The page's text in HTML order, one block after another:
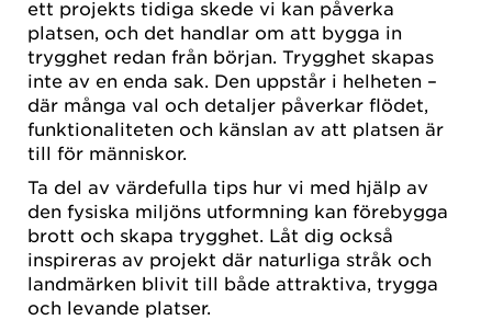
ett projekts tidiga skede vi kan påverka
platsen, och det handlar om att bygga in
trygghet redan från början. Trygghet skapas
inte av en enda sak. Den uppstår i helheten –
där många val och detaljer påverkar flödet,
funktionaliteten och känslan av att platsen är
till för människor.
Ta del av värdefulla tips hur vi med hjälp av
den fysiska miljöns utformning kan förebygga
brott och skapa trygghet. Låt dig också
inspireras av projekt där naturliga stråk och
landmärken blivit till både attraktiva, trygga
och levande platser.